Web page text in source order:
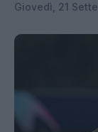
Giovedì, 21